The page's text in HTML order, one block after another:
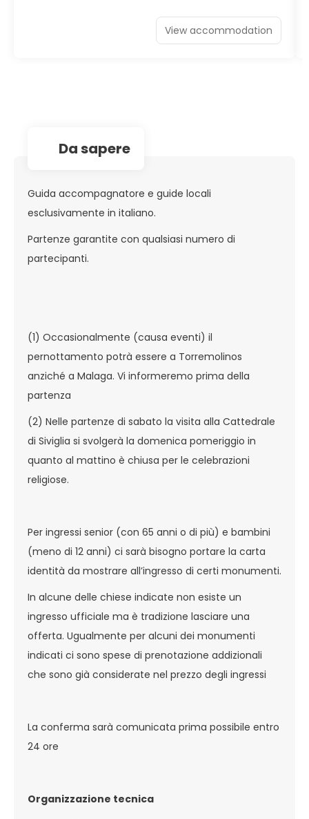
View accommodation
da sapere
Guida accompagnatore e guide locali
esclusivamente in italiano.
Partenze garantite con qualsiasi numero di
partecipanti.
(1) Occasionalmente (causa eventi) il
pernottamento potrà essere a Torremolinos
anziché a Malaga. Vi informeremo prima della
partenza
(2) Nelle partenze di sabato la visita alla Cattedrale
di Siviglia si svolgerà la domenica pomeriggio in
quanto al mattino è chiusa per le celebrazioni
religiose.
Per ingressi senior (con 65 anni o di più) e bambini
(meno di 12 anni) ci sarà bisogno portare la carta
identità da mostrare all’ingresso di certi monumenti.
In alcune delle chiese indicate non esiste un
ingresso ufficiale ma è tradizione lasciare una
offerta. Ugualmente per alcuni dei monumenti
indicati ci sono spese di prenotazione addizionali
che sono già considerate nel prezzo degli ingressi
La conferma sarà comunicata prima possibile entro
24 ore
Organizzazione tecnica